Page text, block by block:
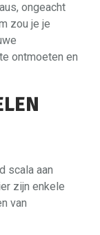
ongeacht
zou je je
ontmoeten en
scala aan
zijn enkele
van